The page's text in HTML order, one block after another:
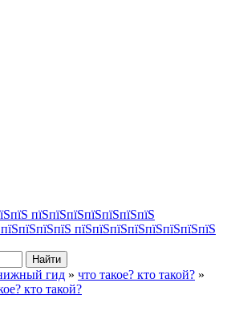
Найти
гид » что такое? кто такой? »
кто такой?